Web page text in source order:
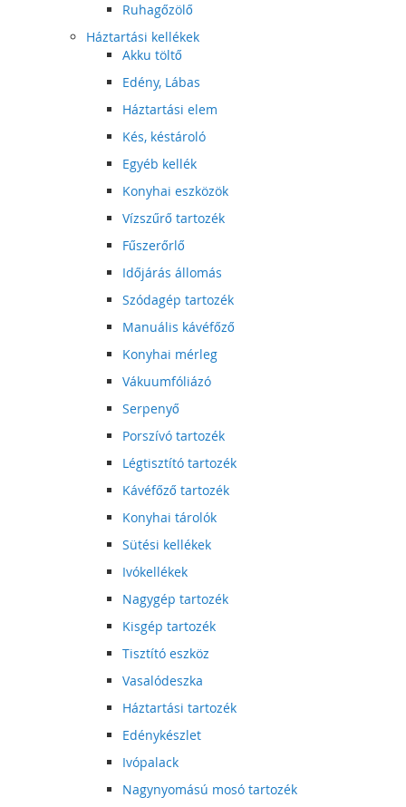
Ruhagőzölő
Háztartási kellékek
Akku töltő
Edény, Lábas
Háztartási elem
Kés, késtároló
Egyéb kellék
Konyhai eszközök
Vízszűrő tartozék
Fűszerőrlő
Időjárás állomás
Szódagép tartozék
Manuális kávéfőző
Konyhai mérleg
Vákuumfóliázó
Serpenyő
Porszívó tartozék
Légtisztító tartozék
Kávéfőző tartozék
Konyhai tárolók
Sütési kellékek
Ivókellékek
Nagygép tartozék
Kisgép tartozék
Tisztító eszköz
Vasalódeszka
Háztartási tartozék
Edénykészlet
Ivópalack
Nagynyomású mosó tartozék